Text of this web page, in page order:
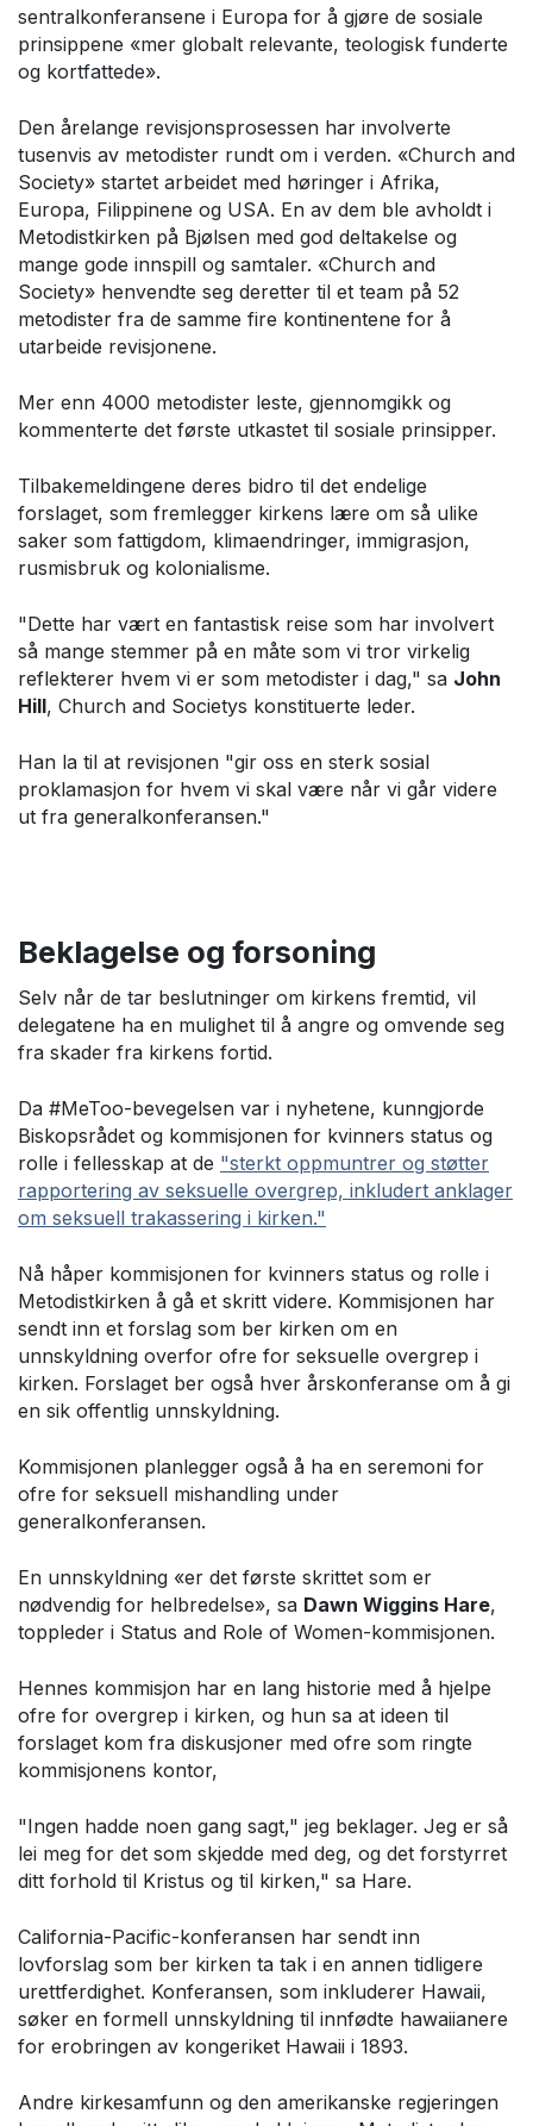
sentralkonferansene i Europa for å gjøre de sosiale
prinsippene «mer globalt relevante, teologisk funderte
og kortfattede».
Den årelange revisjonsprosessen har involverte
tusenvis av metodister rundt om i verden. «Church and
Society» startet arbeidet med høringer i Afrika,
Europa, Filippinene og USA. En av dem ble avholdt i
Metodistkirken på Bjølsen med god deltakelse og
mange gode innspill og samtaler. «Church and
Society» henvendte seg deretter til et team på 52
metodister fra de samme fire kontinentene for å
utarbeide revisjonene.
Mer enn 4000 metodister leste, gjennomgikk og
kommenterte det første utkastet til sosiale prinsipper.
Tilbakemeldingene deres bidro til det endelige
forslaget, som fremlegger kirkens lære om så ulike
saker som fattigdom, klimaendringer, immigrasjon,
rusmisbruk og kolonialisme.
"Dette har vært en fantastisk reise som har involvert
så mange stemmer på en måte som vi tror virkelig
reflekterer hvem vi er som metodister i dag," sa John
Hill, Church and Societys konstituerte leder.
Han la til at revisjonen "gir oss en sterk sosial
proklamasjon for hvem vi skal være når vi går videre
ut fra generalkonferansen."
Beklagelse og forsoning
Selv når de tar beslutninger om kirkens fremtid, vil
delegatene ha en mulighet til å angre og omvende seg
fra skader fra kirkens fortid.
Da #MeToo-bevegelsen var i nyhetene, kunngjorde
Biskopsrådet og kommisjonen for kvinners status og
rolle i fellesskap at de "sterkt oppmuntrer og støtter
rapportering av seksuelle overgrep, inkludert anklager
om seksuell trakassering i kirken."
Nå håper kommisjonen for kvinners status og rolle i
Metodistkirken å gå et skritt videre. Kommisjonen har
sendt inn et forslag som ber kirken om en
unnskyldning overfor ofre for seksuelle overgrep i
kirken. Forslaget ber også hver årskonferanse om å gi
en sik offentlig unnskyldning.
Kommisjonen planlegger også å ha en seremoni for
ofre for seksuell mishandling under
generalkonferansen.
En unnskyldning «er det første skrittet som er
nødvendig for helbredelse», sa Dawn Wiggins Hare,
toppleder i Status and Role of Women-kommisjonen.
Hennes kommisjon har en lang historie med å hjelpe
ofre for overgrep i kirken, og hun sa at ideen til
forslaget kom fra diskusjoner med ofre som ringte
kommisjonens kontor,
"Ingen hadde noen gang sagt," jeg beklager. Jeg er så
lei meg for det som skjedde med deg, og det forstyrret
ditt forhold til Kristus og til kirken," sa Hare.
California-Pacific-konferansen har sendt inn
lovforslag som ber kirken ta tak i en annen tidligere
urettferdighet. Konferansen, som inkluderer Hawaii,
søker en formell unnskyldning til innfødte hawaiianere
for erobringen av kongeriket Hawaii i 1893.
Andre kirkesamfunn og den amerikanske regjeringen